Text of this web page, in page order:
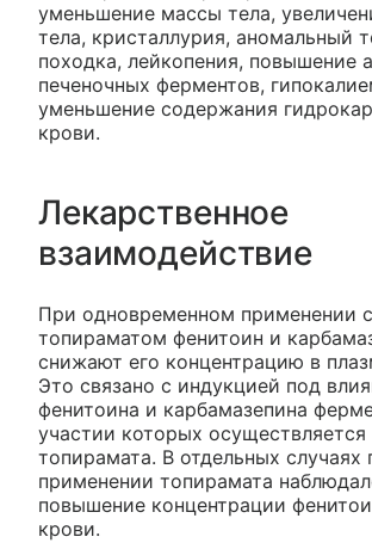
уменьшение массы тела,
тела, кристаллурия, аномальный
походка, лейкопения, повышение
печеночных ферментов,
уменьшение содержания
крови.
Лекарственное
взаимодействие
При одновременном применении с
топираматом фенитоин и
снижают его концентрацию в
Это связано с индукцией под
фенитоина и карбамазепина
участии которых
топирамата. В отдельных случаях
применении топирамата
повышение концентрации
крови.